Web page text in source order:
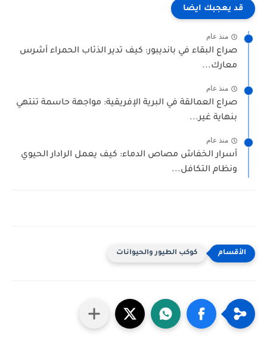
قد يعجبك ايضا
منذ عام
صراع البقاء في بانديبور: كيف تدير الذئاب الحمراء أشرس
معارك...
منذ عام
صراع العمالقة في البرية الإفريقية: مواجهة حاسمة تنتهي
بنهاية غير...
منذ عام
أسرار الخفاش مصاص الدماء: كيف يعمل الرادار الحيوي
ونظام التكافل...
كوكب الطيور والحيوانات